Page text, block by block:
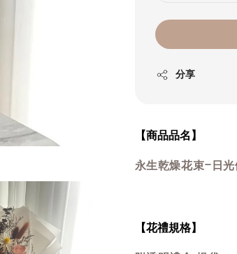
分享
【商品品名】
永生乾燥花束-日光
【花禮規格】